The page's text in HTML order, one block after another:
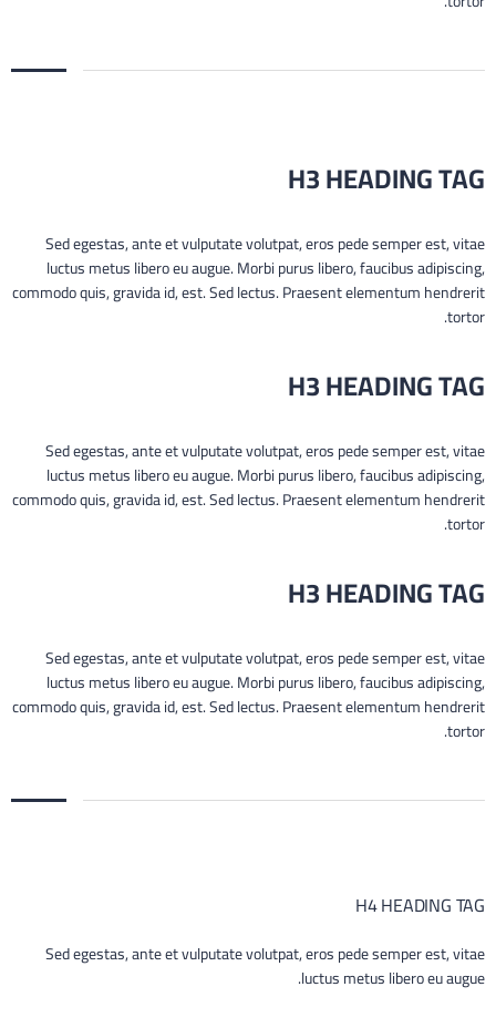
H3 HEADING TAG
Sed egestas, ante et vulputate volutpat, eros pede semper est, vitae
luctus metus libero eu augue. Morbi purus libero, faucibus adipiscing,
commodo quis, gravida id, est. Sed lectus. Praesent elementum hendrerit
tortor.
H3 HEADING TAG
Sed egestas, ante et vulputate volutpat, eros pede semper est, vitae
luctus metus libero eu augue. Morbi purus libero, faucibus adipiscing,
commodo quis, gravida id, est. Sed lectus. Praesent elementum hendrerit
tortor.
H3 HEADING TAG
Sed egestas, ante et vulputate volutpat, eros pede semper est, vitae
luctus metus libero eu augue. Morbi purus libero, faucibus adipiscing,
commodo quis, gravida id, est. Sed lectus. Praesent elementum hendrerit
tortor.
H4 HEADING TAG
Sed egestas, ante et vulputate volutpat, eros pede semper est, vitae
luctus metus libero eu augue.